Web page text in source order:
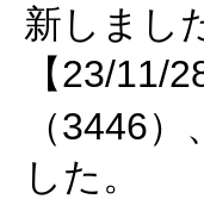
新しまし
【23/11/
（3446
した。